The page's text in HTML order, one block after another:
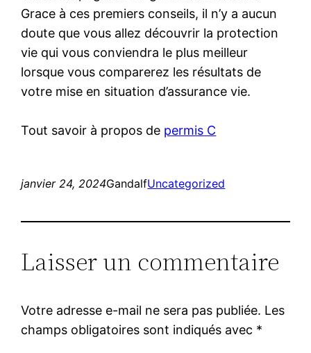
Grace à ces premiers conseils, il n’y a aucun
doute que vous allez découvrir la protection
vie qui vous conviendra le plus meilleur
lorsque vous comparerez les résultats de
votre mise en situation d’assurance vie.
Tout savoir à propos de permis C
janvier 24, 2024GandalfUncategorized
Laisser un commentaire
Votre adresse e-mail ne sera pas publiée. Les
champs obligatoires sont indiqués avec *